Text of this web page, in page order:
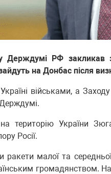
Держдумі РФ закликав
зайдуть на Донбас після
військами, а
територію України
Росії.
ракети малої та
громадянством.